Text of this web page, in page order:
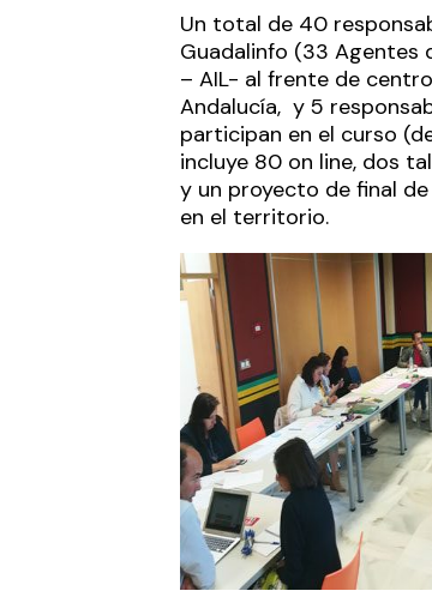
Un total de 40
Guadalinfo (33 Agentes
– AIL- al frente de
Andalucía, y 5
participan en el curso
incluye 80 on line, dos
y un proyecto de final
en el territorio.